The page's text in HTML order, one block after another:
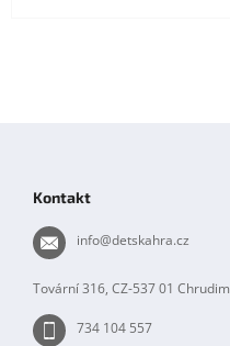
Kontakt
info@detskahra.cz
Tovární 316, CZ-537 01 Chrudim
734 104 557